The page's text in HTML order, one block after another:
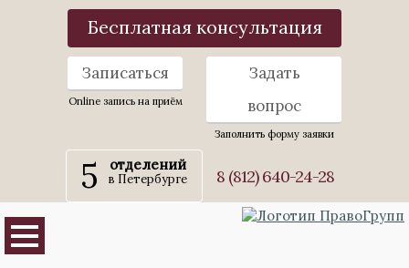
Бесплатная консультация
Записаться
Online запись на приём
Задать
вопрос
Заполнить форму заявки
5 отделений
в Петербурге 8 (812) 640-24-28